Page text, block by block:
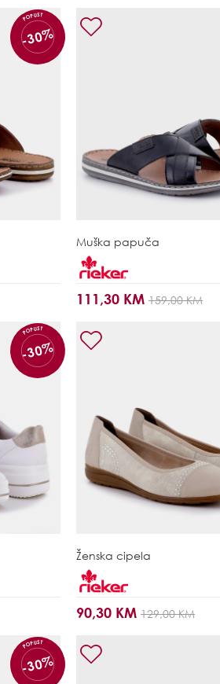
POPUST
-30%
Muška papuča
111,30 KM 159,00 KM
POPUST
-30%
Ženska cipela
90,30 KM 129,00 KM
POPUST
-30%